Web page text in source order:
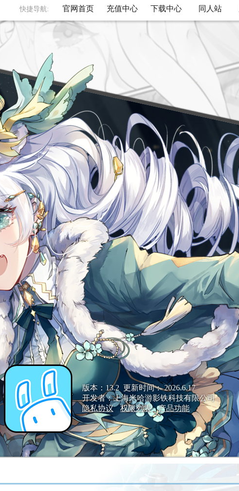
快捷导航: 官网首页 充值中心 下载中心 同人站
版本：13.2  更新时间： 2026.6.17
开发者：上海米哈游影铁科技有限公司
隐私协议
权限列表 产品功能